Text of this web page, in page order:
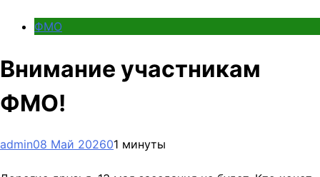
ФМО
Внимание участникам
ФМО!
admin08 Май 202601 минуты